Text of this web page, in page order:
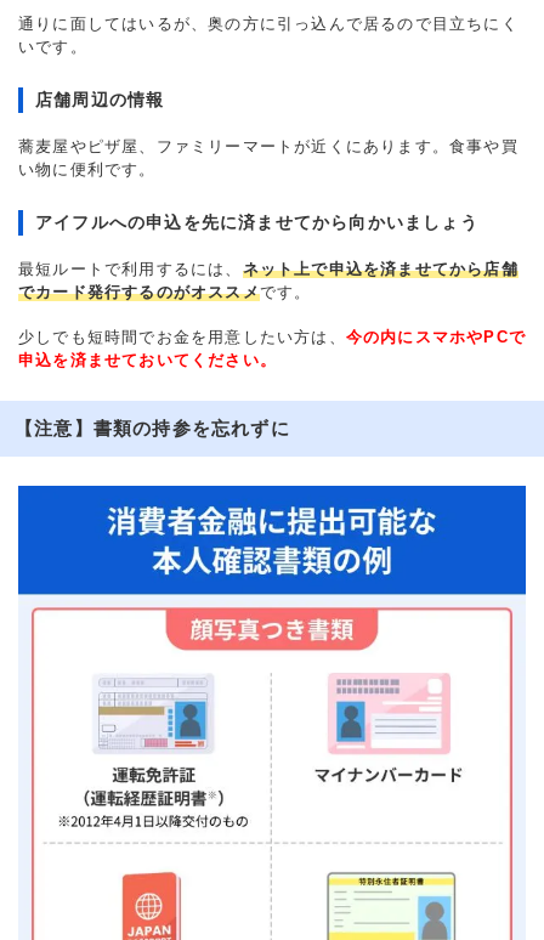
通りに面してはいるが、奥の方に引っ込んで居るので目立ちにく
いです。
店舗周辺の情報
蕎麦屋やピザ屋、ファミリーマートが近くにあります。食事や買
い物に便利です。
アイフルへの申込を先に済ませてから向かいましょう
最短ルートで利用するには、 ネット上で申込を済ませてから店舗
でカード発行するのがオススメです。
少しでも短時間でお金を用意したい方は、 今の内にスマホやPCで
申込を済ませておいてください。
【注意】書類の持参を忘れずに